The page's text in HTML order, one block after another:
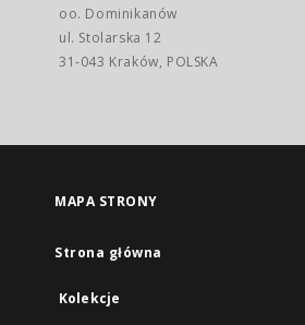
oo. Dominikanów
ul. Stolarska 12
31-043 Kraków, POLSKA
MAPA STRONY
Strona główna
Kolekcje